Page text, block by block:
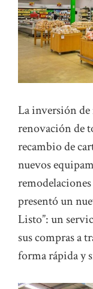
La inversión
renovación de
recambio de
nuevos
presentó un
Listo”: un
sus compras a
forma rápida y